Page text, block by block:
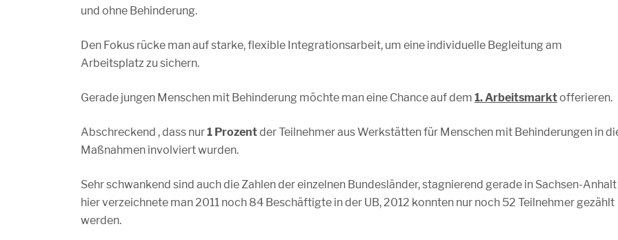
und ohne Behinderung.
Den Fokus rücke man auf starke, flexible Integrationsarbeit, um eine individuelle Begleitung am
Arbeitsplatz zu sichern.
Gerade jungen Menschen mit Behinderung möchte man eine Chance auf dem 1. Arbeitsmarktofferieren.
Abschreckend , dass nur1 Prozentder Teilnehmer aus Werkstätten für Menschen mit Behinderungen in
Maßnahmen involviert wurden.
Sehr schwankend sind auch die Zahlen der einzelnen Bundesländer, stagnierend gerade in Sachsen-Anhalt
hier verzeichnete man 2011 noch 84 Beschäftigte in der UB, 2012 konnten nur noch 52 Teilnehmer gezählt
werden.